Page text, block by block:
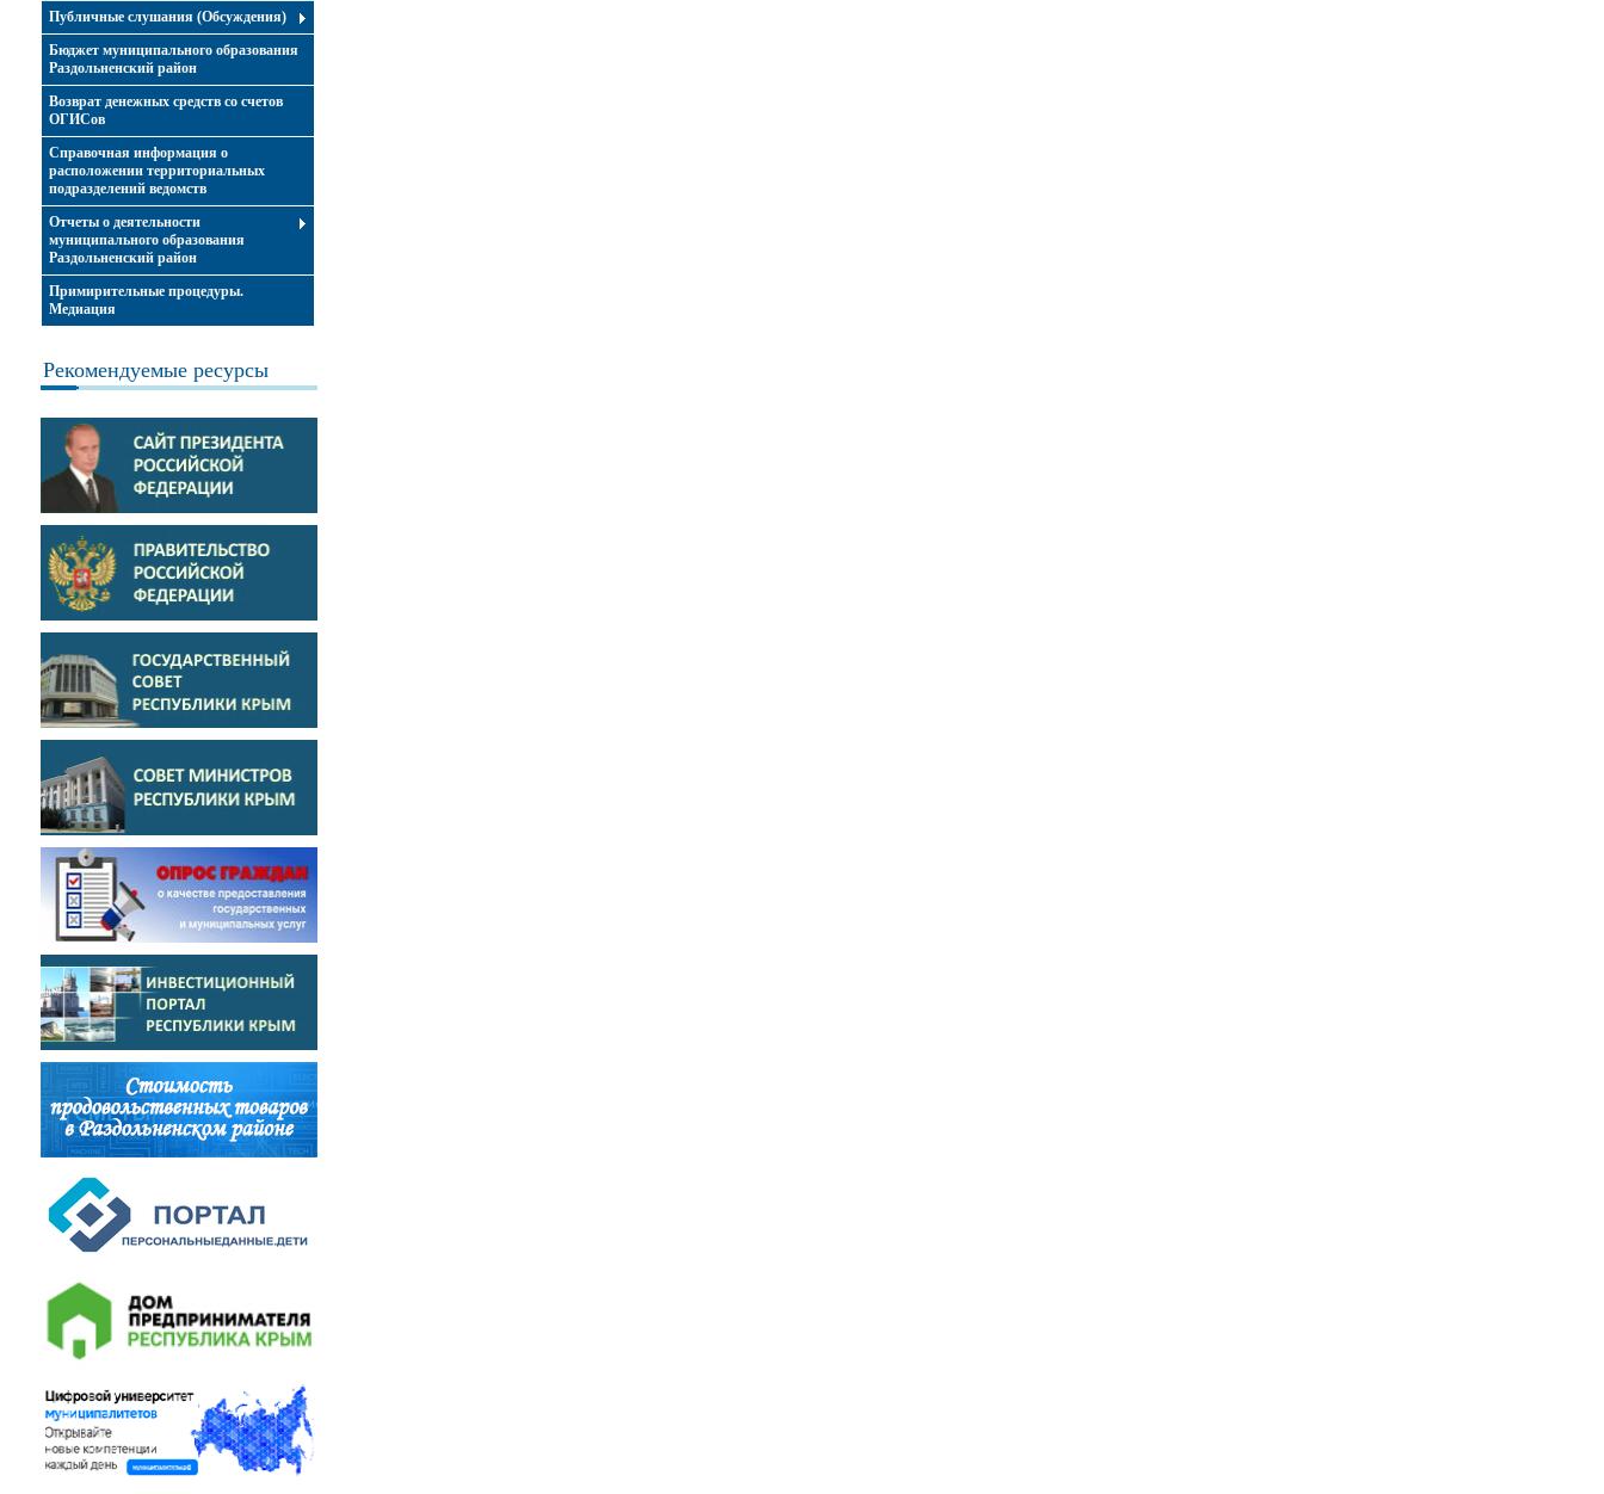
Публичные слушания (Обсуждения)
Бюджет муниципального образования
Раздольненский район
Возврат денежных средств со счетов
ОГИСов
Справочная информация о
расположении территориальных
подразделений ведомств
Отчеты о деятельности
муниципального образования
Раздольненский район
Примирительные процедуры.
Медиация
Рекомендуемые ресурсы